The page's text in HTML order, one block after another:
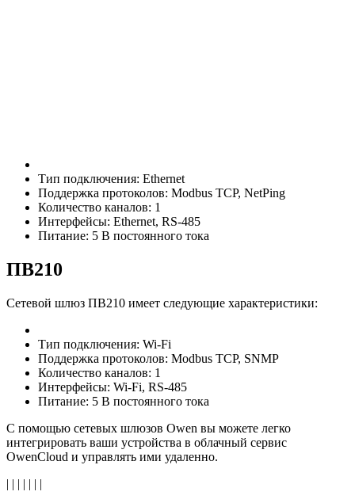
Тип подключения: Ethernet
Поддержка протоколов: Modbus TCP, NetPing
Количество каналов: 1
Интерфейсы: Ethernet, RS-485
Питание: 5 В постоянного тока
ПВ210
Сетевой шлюз ПВ210 имеет следующие характеристики:
Тип подключения: Wi-Fi
Поддержка протоколов: Modbus TCP, SNMP
Количество каналов: 1
Интерфейсы: Wi-Fi, RS-485
Питание: 5 В постоянного тока
С помощью сетевых шлюзов Owen вы можете легко
интегрировать ваши устройства в облачный сервис
OwenCloud и управлять ими удаленно.
| | | | | | |